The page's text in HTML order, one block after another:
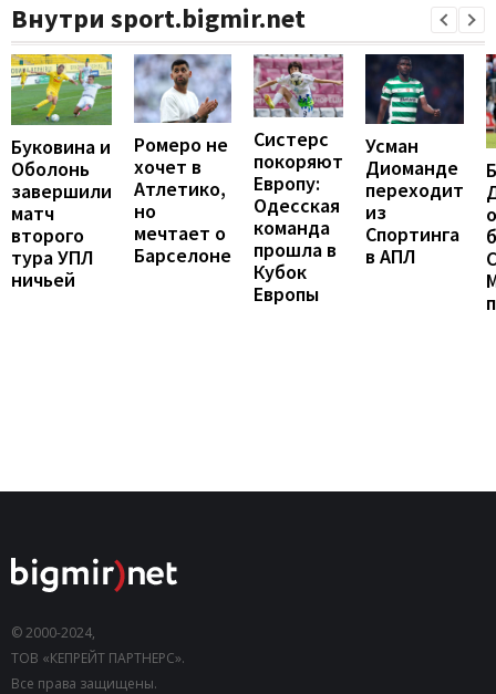
Внутри sport.bigmir.net
Буковина и
Оболонь
завершили
матч
второго
тура УПЛ
ничьей
Ромеро не
хочет в
Атлетико,
но
мечтает о
Барселоне
Систерс
покоряют
Европу:
Одесская
команда
прошла в
Кубок
Европы
Усман
Диоманде
переходит
из
Спортинга
в АПЛ
© 2000-2024,
ТОВ «КЕПРЕЙТ ПАРТНЕРС».
Все права защищены.